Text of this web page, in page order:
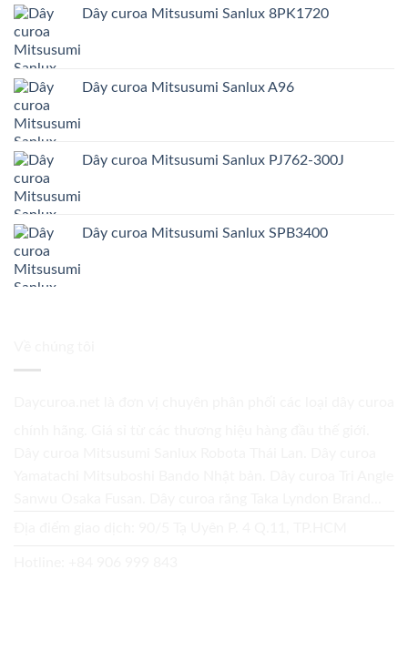
Dây curoa Mitsusumi Sanlux 8PK1720
Dây curoa Mitsusumi Sanlux A96
Dây curoa Mitsusumi Sanlux PJ762-300J
Dây curoa Mitsusumi Sanlux SPB3400